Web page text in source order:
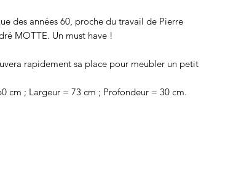
des années 60, proche du travail de Pierre
MOTTE. Un must have !
rapidement sa place pour meubler un petit
cm ; Largeur = 73 cm ; Profondeur = 30 cm.